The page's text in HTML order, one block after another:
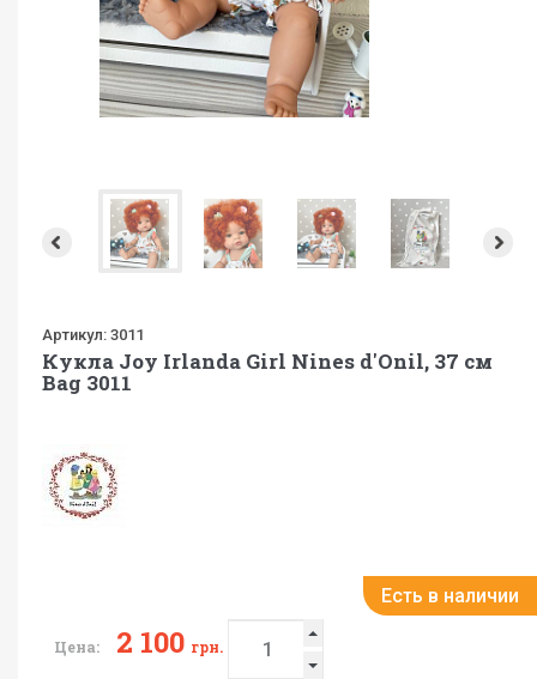
Артикул: 3011
Кукла Joy Irlanda Girl Nines d'Onil, 37 см
Bag 3011
Есть в наличии
Цена: 2 100 грн.